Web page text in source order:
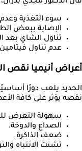
سوء التغذية وعدم
الإصابة ببعض
تناول الشاي بعد
عدم تناول
أعراض أنيميا نقص
الحديد يلعب دورًا
نقصه يؤثر على كافة
سهولة التعرض
الصداع والدوخة.
ضعف الذاكرة.
تشتت الانتباه